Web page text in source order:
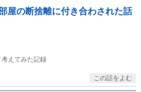
屋の断捨離に付き合わされた話
えてみた記録